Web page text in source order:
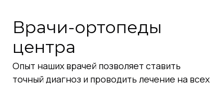
Врачи-ортопеды
центра
Опыт наших врачей позволяет ставить
точный диагноз и проводить лечение на всех